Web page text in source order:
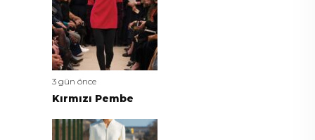
3 gün önce
Kırmızı Pembe